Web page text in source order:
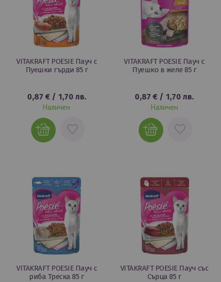
VITAKRAFT POESIE Пауч с
Пуешки гърди 85 г
0,87 €/ 1,70 лв.
Наличен
ДОБАВИ
VITAKRAFT POESIE Пауч с
Пуешко в желе 85 г
0,87 € / 1,70 лв.
Наличен
ДОБАВИ
VITAKRAFT POESIE Пауч с
риба Треска 85 г
VITAKRAFT POESIE Пауч със
Сърца 85 г